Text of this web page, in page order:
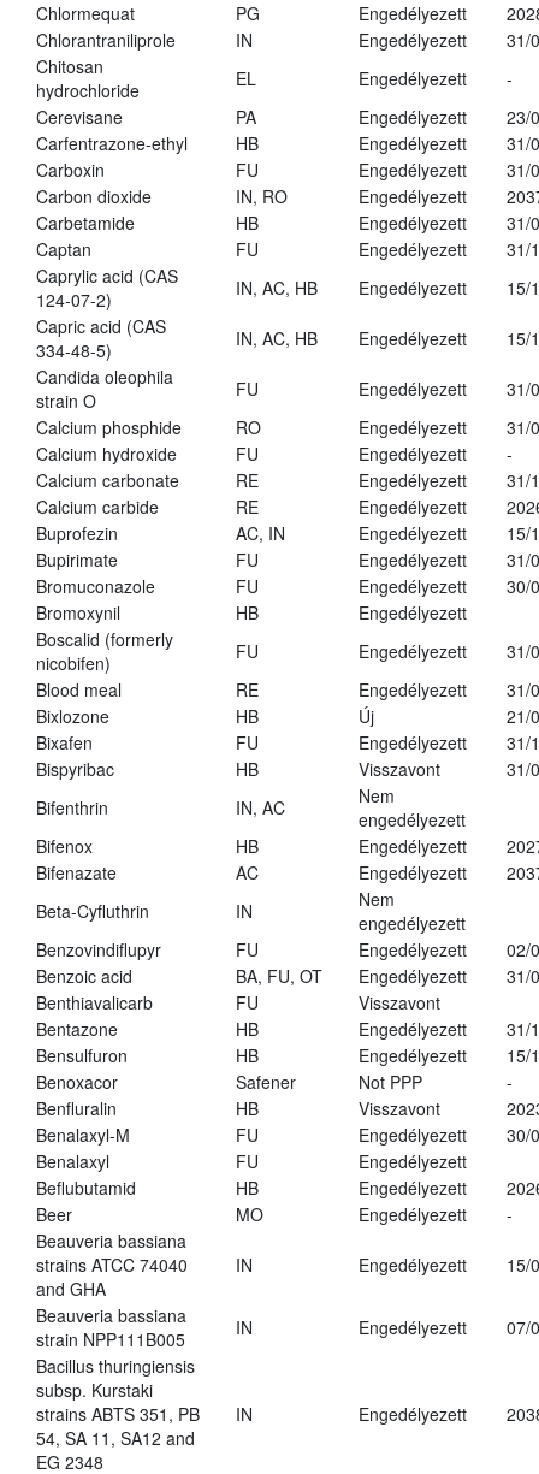
Chlormequat
PG Engedélyezett
Chlorantraniliprole
IN Engedélyezett
31/
Chitosan
hydrochloride
EL Engedélyezett
-
Cerevisane
PA Engedélyezett
23/
Carfentrazone-ethyl
HB Engedélyezett
31/
Carboxin
FU Engedélyezett
31/
Carbon dioxide
IN, RO Engedélyezett
Carbetamide
HB Engedélyezett
31/
Captan
FU Engedélyezett
31/
Caprylic acid (CAS
124-07-2)
IN, AC, HB Engedélyezett
15/
Capric acid (CAS
334-48-5)
IN, AC, HB Engedélyezett
15/
Candida oleophila
strain O
FU Engedélyezett
31/
Calcium phosphide
RO Engedélyezett
31/
Calcium hydroxide
FU Engedélyezett
-
Calcium carbonate
RE Engedélyezett
31/
Calcium carbide
RE Engedélyezett
Buprofezin
AC, IN Engedélyezett
15/
Bupirimate
FU Engedélyezett
31/
Bromuconazole
FU Engedélyezett
30/
Bromoxynil
HB
Engedélyezett
Boscalid (formerly
nicobifen)
FU Engedélyezett
31/
Blood meal
RE Engedélyezett
31/
Bixlozone
HB Új
21/
Bixafen
FU Engedélyezett
31/
Bispyribac
HB Visszavont
31/
Bifenthrin
IN, AC
Nem
engedélyezett
Bifenox
HB Engedélyezett
Bifenazate
AC Engedélyezett
Beta-Cyfluthrin
IN
Nem
engedélyezett
Benzovindiflupyr
FU Engedélyezett
02/
Benzoic acid
BA, FU, OT Engedélyezett
31/
Benthiavalicarb
FU
Visszavont
Bentazone
HB Engedélyezett
31/
Bensulfuron
HB Engedélyezett
15/
Benoxacor
Safener Not PPP
-
Benfluralin
HB Visszavont
Benalaxyl-M
FU Engedélyezett
30/
Benalaxyl
FU
Engedélyezett
Beflubutamid
HB Engedélyezett
Beer
MO Engedélyezett
-
Beauveria bassiana
strains ATCC 74040
and GHA
IN Engedélyezett 15/
Beauveria bassiana
strain NPP111B005
IN Engedélyezett
07/
Bacillus thuringiensis
subsp. Kurstaki
strains ABTS 351, PB
54, SA 11, SA12 and
EG 2348
IN Engedélyezett